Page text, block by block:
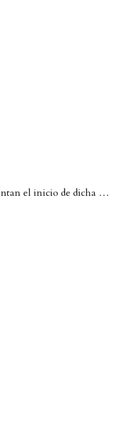
el inicio de dicha …